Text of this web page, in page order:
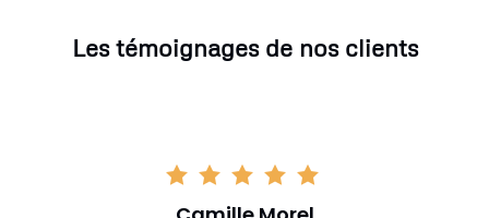
Les témoignages de nos clients